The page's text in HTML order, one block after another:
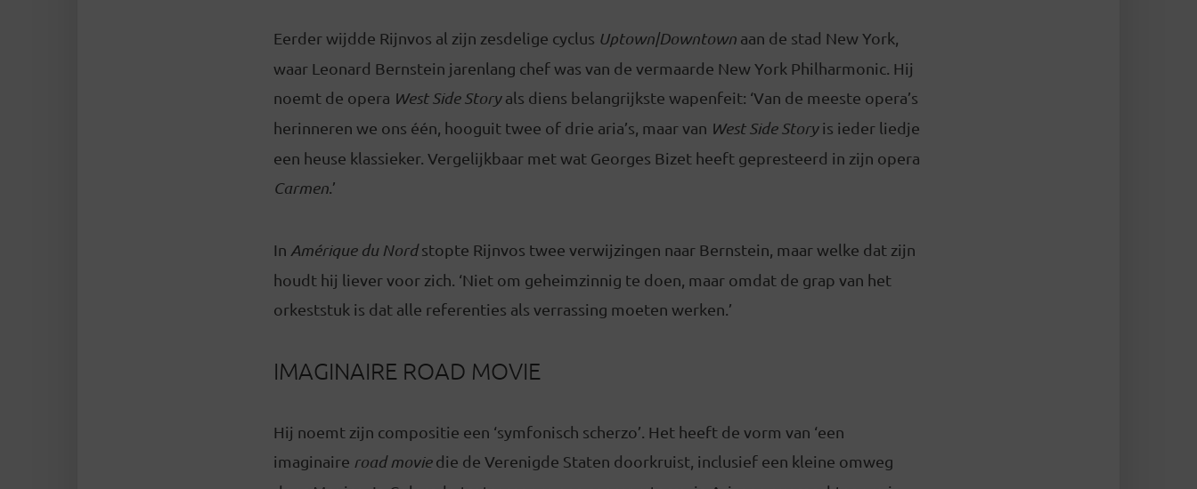
Eerder wijdde Rijnvos al zijn zesdelige cyclus Uptown|Downtown aan de stad New York,
waar Leonard Bernstein jarenlang chef was van de vermaarde New York Philharmonic. Hij
noemt de opera West Side Storyals diens belangrijkste wapenfeit: ‘Van de meeste opera’s
herinneren we ons één, hooguit twee of drie aria’s, maar van West Side Storyis ieder liedje
een heuse klassieker. Vergelijkbaar met wat Georges Bizet heeft gepresteerd in zijn opera
Carmen.’
In Amérique du Nordstopte Rijnvos twee verwijzingen naar Bernstein, maar welke dat zijn
houdt hij liever voor zich. ‘Niet om geheimzinnig te doen, maar omdat de grap van het
orkeststuk is dat alle referenties als verrassing moeten werken.’
IMAGINAIRE ROAD MOVIE
Hij noemt zijn compositie een ‘symfonisch scherzo’. Het heeft de vorm van ‘een
imaginaire road moviedie de Verenigde Staten doorkruist, inclusief een kleine omweg